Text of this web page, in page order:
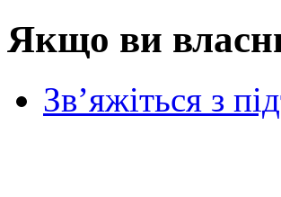
Якщо ви
Зв’яжіться з